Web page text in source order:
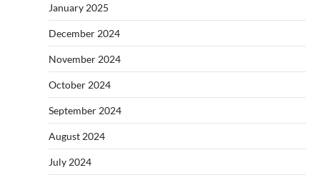
January 2025
December 2024
November 2024
October 2024
September 2024
August 2024
July 2024